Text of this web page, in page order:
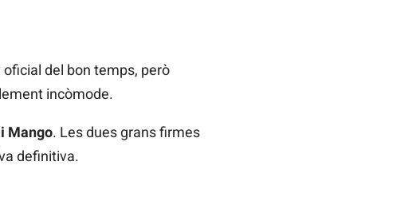
del bon temps, però
incòmode.
Mango. Les dues grans firmes
definitiva.